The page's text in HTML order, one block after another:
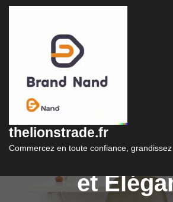
content
thelionstrade.fr
Commercez en toute confiance,
Trouvez Votre
Conseils
Look Homme
et